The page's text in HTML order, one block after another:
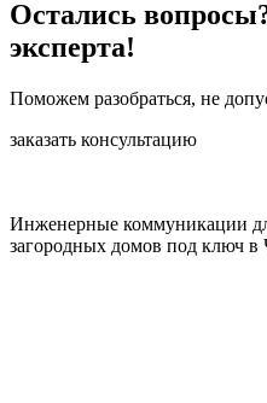
Остались
эксперта!
Поможем разобраться, не
заказать консультацию
Инженерные коммуникации
загородных домов под ключ в